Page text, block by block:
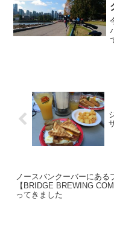
ノースバンクーバーにある
【BRIDGE BREWING
ってきました